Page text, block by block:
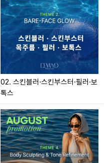
02. 스킨블러·스킨부스터·필러·보
톡스